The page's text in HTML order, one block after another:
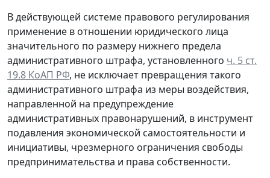
В действующей системе правового регулирования
применение в отношении юридического лица
значительного по размеру нижнего предела
административного штрафа, установленного ч. 5 ст.
19.8 КоАП РФ, не исключает превращения такого
административного штрафа из меры воздействия,
направленной на предупреждение
административных правонарушений, в инструмент
подавления экономической самостоятельности и
инициативы, чрезмерного ограничения свободы
предпринимательства и права собственности.